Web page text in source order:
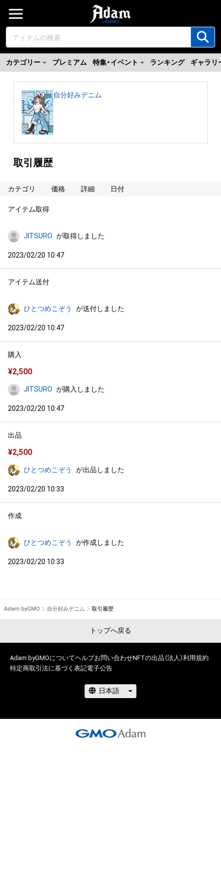
カテゴリー プレミアム 特集・イベント ランキング ギャラリ
自分好みデニム
取引履歴
カテゴリ 価格 詳細 日付
アイテム取得
JITSURO が取得しました
2023/02/20 10:47
アイテム送付
ひとつめこぞう が送付しました
2023/02/20 10:47
購入
¥2,500
JITSURO が購入しました
2023/02/20 10:47
出品
¥2,500
ひとつめこぞう が出品しました
2023/02/20 10:33
作成
ひとつめこぞう が作成しました
2023/02/20 10:33
Adam byGMO 自分好みデニム 取引履歴
トップへ戻る
Adam byGMOについてヘルプお問い合わせNFTの出品（法人）利用規約
特定商取引法に基づく表記電子公告